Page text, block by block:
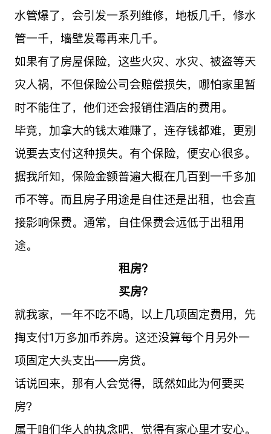
水管爆了，会引发一系列维修，地板几千，修水
管一千，墙壁发霉再来几千。
如果有了房屋保险，这些火灾、水灾、被盗等天
灾人祸，不但保险公司会赔偿损失，哪怕家里暂
时不能住了，他们还会报销住酒店的费用。
毕竟，加拿大的钱太难赚了，连存钱都难，更别
说要去支付这种损失。有个保险，便安心很多。
据我所知，保险金额普遍大概在几百到一千多加
币不等。而且房子用途是自住还是出租，也会直
接影响保费。通常，自住保费会远低于出租用
途。
租房？
买房？
就我家，一年不吃不喝，以上几项固定费用，先
掏支付1万多加币养房。这还没算每个月另外一
项固定大头支出——房贷。
话说回来，那有人会觉得，既然如此为何要买
房？
属于咱们华人的执念吧，觉得有家心里才安心。